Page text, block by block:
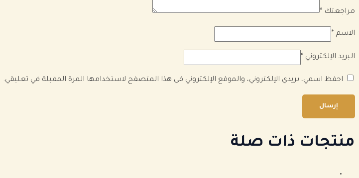
مراجعتك *
الاسم *
البريد الإلكتروني *
احفظ اسمي، بريدي الإلكتروني، والموقع الإلكتروني في هذا المتصفح لاستخدامها المرة المقبلة في تعليقي.
منتجات ذات صلة